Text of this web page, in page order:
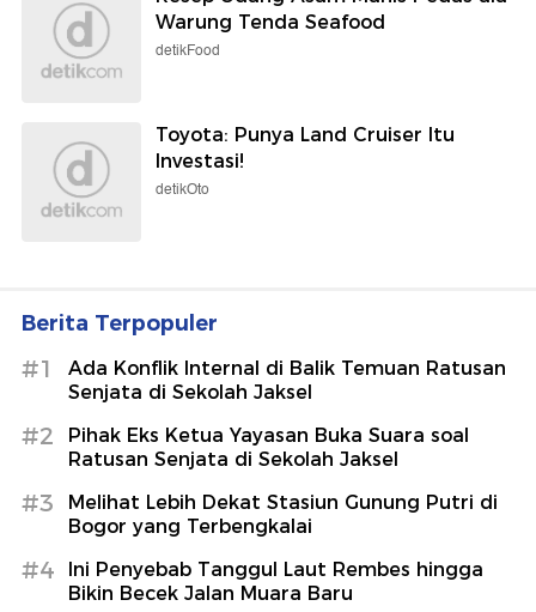
Warung Tenda Seafood
detikFood
Toyota: Punya Land Cruiser Itu
Investasi!
detikOto
Berita Terpopuler
#1
Ada Konflik Internal di Balik Temuan Ratusan
Senjata di Sekolah Jaksel
#2
Pihak Eks Ketua Yayasan Buka Suara soal
Ratusan Senjata di Sekolah Jaksel
#3
Melihat Lebih Dekat Stasiun Gunung Putri di
Bogor yang Terbengkalai
#4
Ini Penyebab Tanggul Laut Rembes hingga
Bikin Becek Jalan Muara Baru